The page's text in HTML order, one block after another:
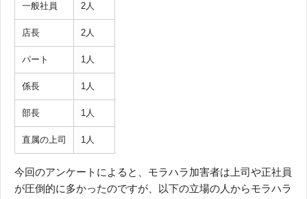
一般社員 2人
店長 2人
パート 1人
係長 1人
部長 1人
直属の上司 1人
今回のアンケートによると、モラハラ加害者は上司や正社員
が圧倒的に多かったのですが、以下の立場の人からモラハラ